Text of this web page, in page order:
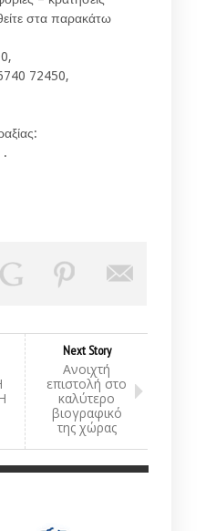
στα παρακάτω
72450,
.
Next Story
Ανοιχτή
επιστολή στο
καλύτερο
βιογραφικό
της χώρας